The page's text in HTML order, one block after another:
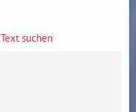
Text suchen